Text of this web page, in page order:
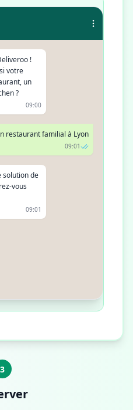
!
votre
un
?
09:00
restaurant familial à Lyon
09:01
solution de
vous
09:01
3